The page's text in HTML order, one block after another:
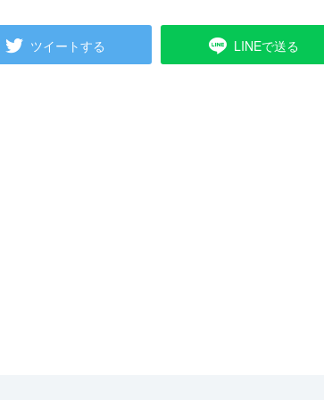
ツイートする LINEで送る